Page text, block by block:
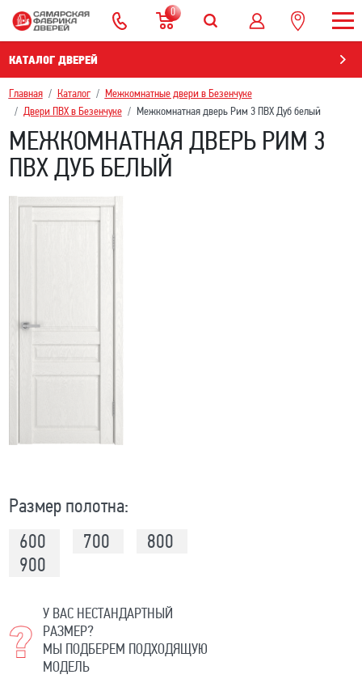
0
КАТАЛОГ ДВЕРЕЙ
Главная Каталог
Межкомнатные двери в Безенчукe
Двери ПВХ в Безенчукe
Межкомнатная дверь Рим 3 ПВХ Дуб белый
МЕЖКОМНАТНАЯ ДВЕРЬ РИМ 3
ПВХ ДУБ БЕЛЫЙ
Размер полотна:
600
700
800
900
У ВАС НЕСТАНДАРТНЫЙ
РАЗМЕР?
МЫ ПОДБЕРЕМ ПОДХОДЯЩУЮ
МОДЕЛЬ